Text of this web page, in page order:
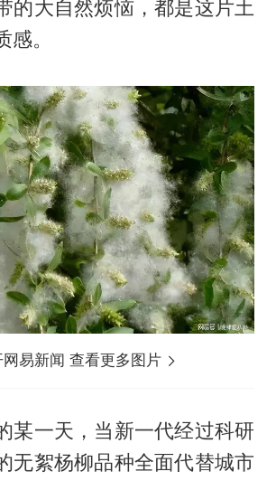
的大自然烦恼，都是这片土
。
网易新闻 查看更多图片
某一天，当新一代经过科研
无絮杨柳品种全面代替城市